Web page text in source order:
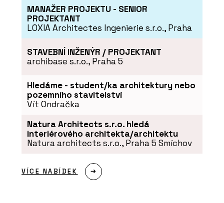
MANAŽER PROJEKTU - SENIOR
PROJEKTANT
LOXIA Architectes Ingenierie s.r.o., Praha
STAVEBNÍ INŽENÝR / PROJEKTANT
archibase s.r.o., Praha 5
Hledáme - student/ka architektury nebo
pozemního stavitelství
Vít Ondračka
Natura Architects s.r.o. hledá
interiérového architekta/architektu
Natura architects s.r.o., Praha 5 Smíchov
VÍCE NABÍDEK